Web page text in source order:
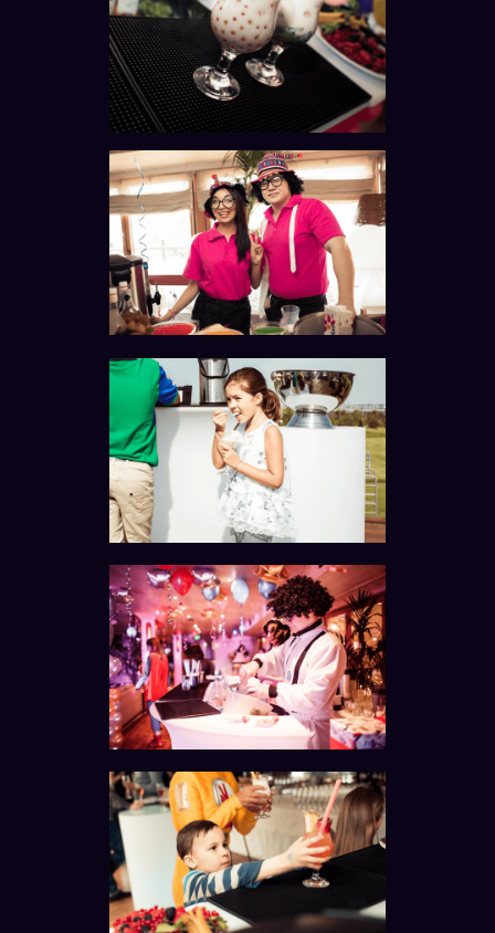
Pronájem
pojízdného baru
Zavolejte nám na +420 773 144 034
nebo zadejte své kontaktní údaje
níže a my se vám ozveme.
+420